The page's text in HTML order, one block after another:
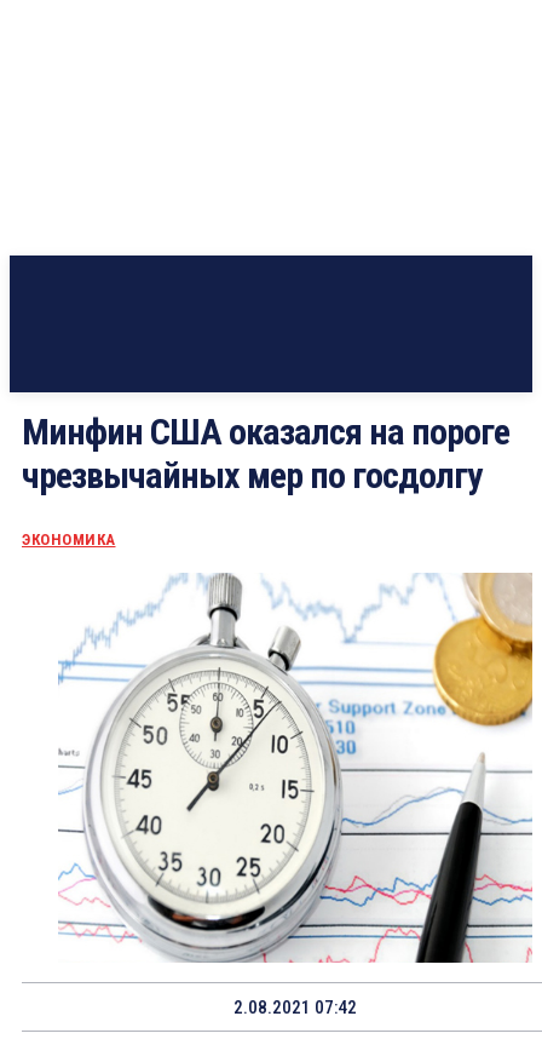
Минфин США оказался на пороге
чрезвычайных мер по госдолгу
ЭКОНОМИКА
2.08.2021 07:42